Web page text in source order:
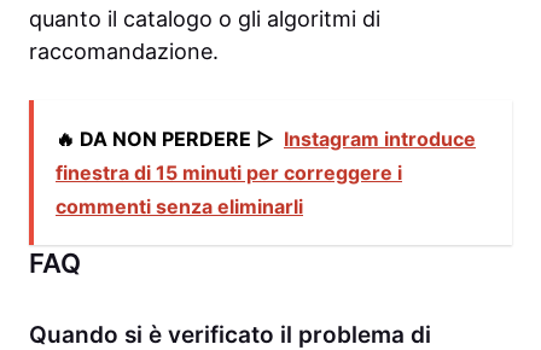
quanto il catalogo o gli algoritmi di
raccomandazione.
🔥 DA NON PERDERE ▷ Instagram introduce
finestra di 15 minuti per correggere i
commenti senza eliminarli
FAQ
Quando si è verificato il problema di